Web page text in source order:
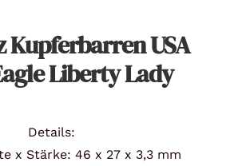
Kupferbarren USA
Liberty Lady
Details:
x Stärke: 46 x 27 x 3,3 mm